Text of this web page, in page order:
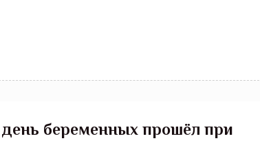
день беременных прошёл при